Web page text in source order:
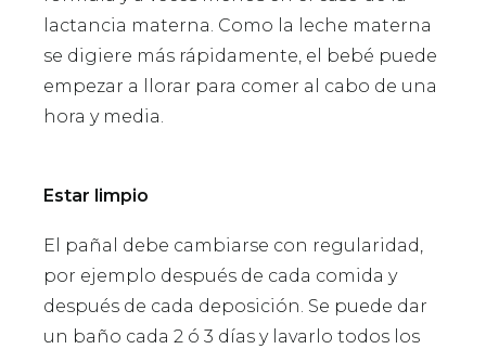
lactancia materna. Como la leche materna
se digiere más rápidamente, el bebé puede
empezar a llorar para comer al cabo de una
hora y media.
Estar limpio
El pañal debe cambiarse con regularidad,
por ejemplo después de cada comida y
después de cada deposición. Se puede dar
un baño cada 2 ó 3 días y lavarlo todos los